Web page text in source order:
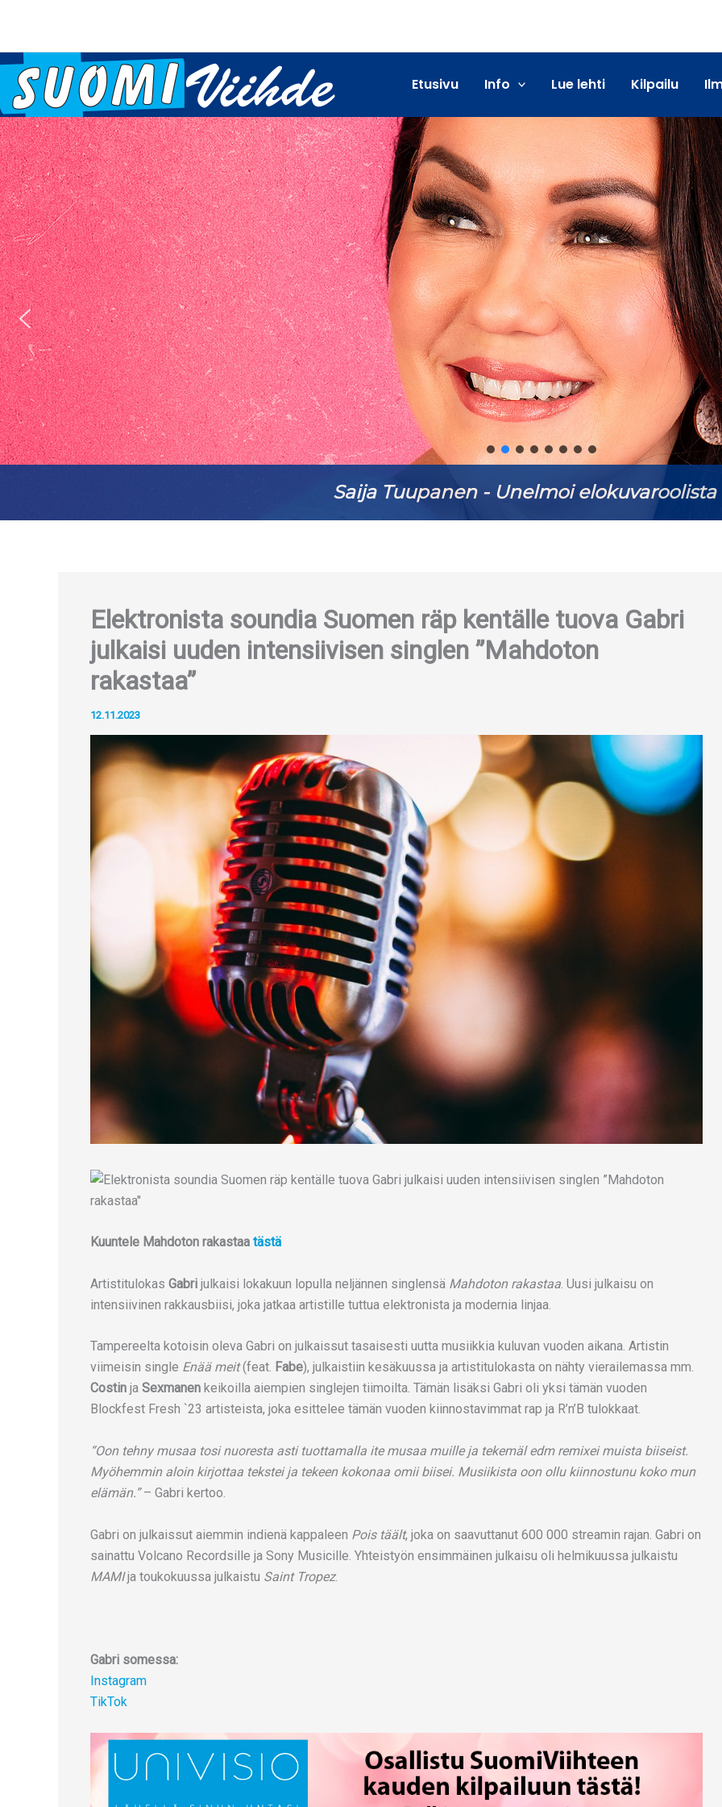
Etusivu Info Lue lehti Kilpailu
Saija Tuupanen - Unelmoi elokuvaroolista
Elektronista soundia Suomen räp kentälle tuova Gabri
julkaisi uuden intensiivisen singlen ”Mahdoton
rakastaa”
12.11.2023
Kuuntele Mahdoton rakastaa tästä
Artistitulokas Gabri julkaisi lokakuun lopulla neljännen singlensä Mahdoton rakastaa. Uusi julkaisu on
intensiivinen rakkausbiisi, joka jatkaa artistille tuttua elektronista ja modernia linjaa.
Tampereelta kotoisin oleva Gabri on julkaissut tasaisesti uutta musiikkia kuluvan vuoden aikana. Artistin
viimeisin single Enää meit(feat. Fabe), julkaistiin kesäkuussa ja artistitulokasta on nähty vierailemassa mm.
Costin ja Sexmanen keikoilla aiempien singlejen tiimoilta. Tämän lisäksi Gabri oli yksi tämän vuoden
Blockfest Fresh `23 artisteista, joka esittelee tämän vuoden kiinnostavimmat rap ja R’n’B tulokkaat.
“Oon tehny musaa tosi nuoresta asti tuottamalla ite musaa muille ja tekemäl edm remixei muista biiseist.
Myöhemmin aloin kirjottaa tekstei ja tekeen kokonaa omii biisei. Musiikista oon ollu kiinnostunu koko mun
elämän.”– Gabri kertoo.
Gabri on julkaissut aiemmin indienä kappaleen Pois täält, joka on saavuttanut 600 000 streamin rajan. Gabri on
sainattu Volcano Recordsille ja Sony Musicille. Yhteistyön ensimmäinen julkaisu oli helmikuussa julkaistu
MAMIja toukokuussa julkaistu Saint Tropez.
Gabri somessa:
Instagram
TikTok